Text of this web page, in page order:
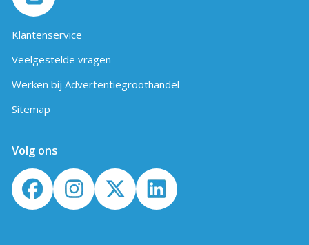
Klantenservice
Veelgestelde vragen
Werken bij Advertentiegroothandel
Sitemap
Volg ons